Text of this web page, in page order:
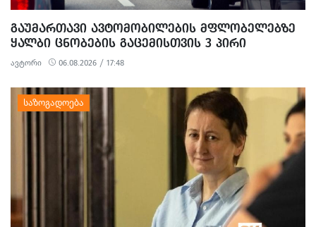
ᲒᲐᲣᲛᲐᲠᲗᲐᲕᲘ ᲐᲕᲢᲝᲛᲝᲑᲘᲚᲔᲑᲘᲡ ᲛᲤᲚᲝᲑᲔᲚᲔᲑᲖᲔ
ᲧᲐᲚᲑᲘ ᲪᲜᲝᲑᲔᲑᲘᲡ ᲒᲐᲪᲔᲛᲘᲡᲗᲕᲘᲡ 3 ᲞᲘᲠᲘ
ᲓᲐᲐᲙᲐᲕᲔᲡ
ავტორი 06.08.2026 / 17:48